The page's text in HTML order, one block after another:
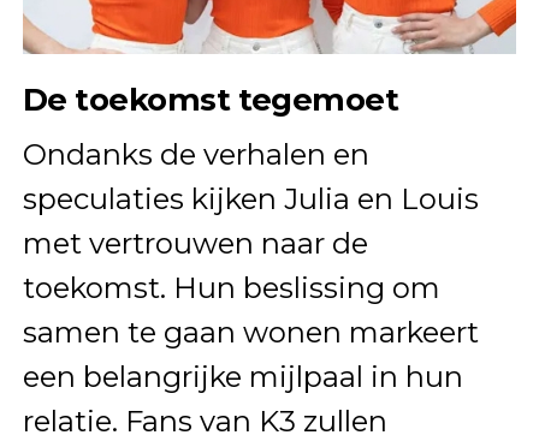
De toekomst tegemoet
Ondanks de verhalen en
speculaties kijken Julia en Louis
met vertrouwen naar de
toekomst. Hun beslissing om
samen te gaan wonen markeert
een belangrijke mijlpaal in hun
relatie. Fans van K3 zullen